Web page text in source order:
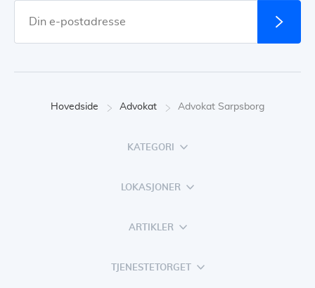
Hovedside Advokat Advokat Sarpsborg
KATEGORI
LOKASJONER
ARTIKLER
TJENESTETORGET